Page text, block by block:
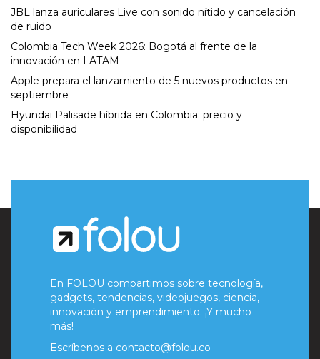
JBL lanza auriculares Live con sonido nítido y cancelación
de ruido
Colombia Tech Week 2026: Bogotá al frente de la
innovación en LATAM
Apple prepara el lanzamiento de 5 nuevos productos en
septiembre
Hyundai Palisade híbrida en Colombia: precio y
disponibilidad
En FOLOU compartimos sobre tecnología,
gadgets, tendencias, videojuegos, ciencia,
innovación y emprendimiento. ¡Y mucho
más!
Escríbenos a contacto@folou.co